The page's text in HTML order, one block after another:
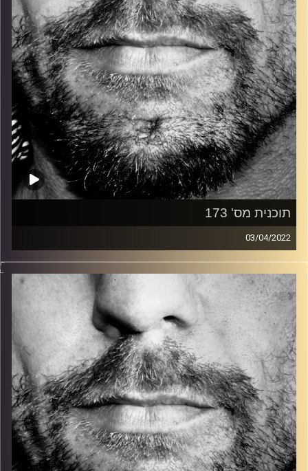
תוכנית מס' 173
03/04/2022
זיפים, מוזיקה מחוספסת של הופעות חיות. הרבה ג'אם, רוק,
בלוז, bluegrass, ג'אז, Fאנק, פרוגרסיב ואפילו אלקטרוניקה.
כל מה שחי, אמיתי ונושם.
עם שמוליק רגב.
קרדיט תמונות: David Goehring